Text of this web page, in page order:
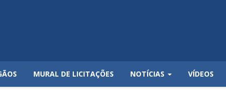
MURAL DE LICITAÇÕES NOTÍCIAS VÍDEOS